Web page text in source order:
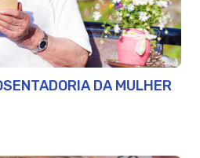
DA MULHER